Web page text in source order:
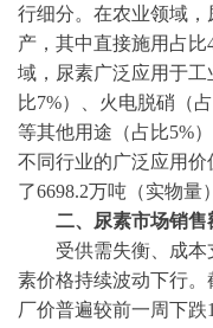
行细分。在农业领域
产，其中直接施用占比
域，尿素广泛应用于工
比7%）、火电脱硝（
等其他用途（占比5%
不同行业的广泛应用价
了6698.2万吨（实物量
二、
尿素市场销售
受供需失衡、成本
素价格持续波动下行。
厂价普遍较前一周下跌